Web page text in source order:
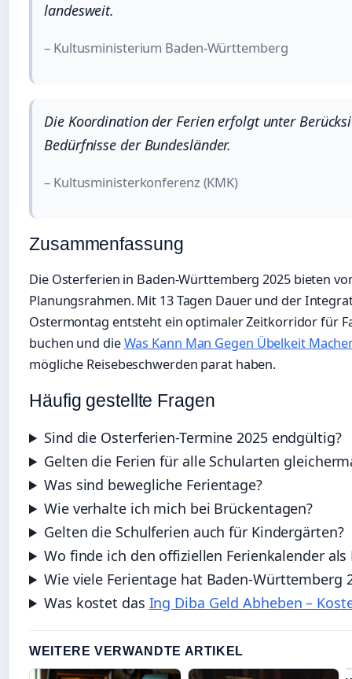
landesweit.
– Kultusministerium Baden-Württemberg
Die Koordination der Ferien erfolgt unter
Bedürfnisse der Bundesländer.
– Kultusministerkonferenz (KMK)
Zusammenfassung
Die Osterferien in Baden-Württemberg 2025 bieten
Planungsrahmen. Mit 13 Tagen Dauer und der
Ostermontag entsteht ein optimaler Zeitkorridor für
buchen und dieWas Kann Man Gegen Übelkeit
mögliche Reisebeschwerden parat haben.
Häufig gestellte Fragen
Sind die Osterferien-Termine 2025 endgültig?
Gelten die Ferien für alle Schularten
Was sind bewegliche Ferientage?
Wie verhalte ich mich bei Brückentagen?
Gelten die Schulferien auch für Kindergärten?
Wo finde ich den offiziellen Ferienkalender als
Wie viele Ferientage hat Baden-Württemberg
Was kostet das Ing Diba Geld Abheben –
WEITERE VERWANDTE ARTIKEL